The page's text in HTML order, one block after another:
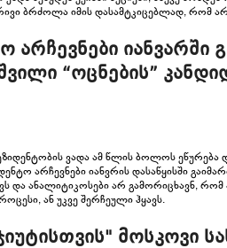
ბრძოლა იმის დასამტკიცებლად, რომ
არჩევნები იანვარში
“ოცნების”
ვადა ამ წლის ბოლოს
არჩევნები იანვრის დასაწყისში
და ანალიტიკოსები არ გამორიცხავნ,
ან უკვე შერჩეული ჰყავს.
მოსკოვი